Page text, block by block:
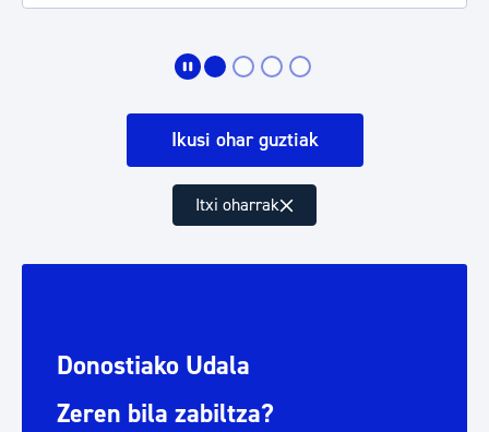
Ikusi ohar guztiak
Itxi oharrak
Donostiako Udala
Zeren bila zabiltza?